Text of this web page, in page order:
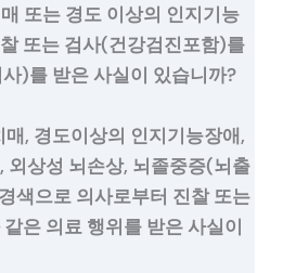
또는 경도 이상의 인지기능
또는 검사(건강검진포함)를
)를 받은 사실이 있습니까?
, 경도이상의 인지기능장애,
외상성 뇌손상, 뇌졸중증(뇌출
색으로 의사로부터 진찰 또는
은 의료 행위를 받은 사실이